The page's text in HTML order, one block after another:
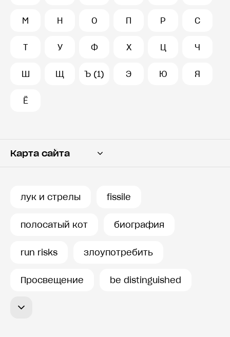
М Н О П Р С
Т У Ф Х Ц Ч
Ш Щ Ъ (1) Э Ю Я
Ё
Карта сайта
лук и стрелы fissile
полосатый кот биография
run risks злоупотребить
Просвещение be distinguished